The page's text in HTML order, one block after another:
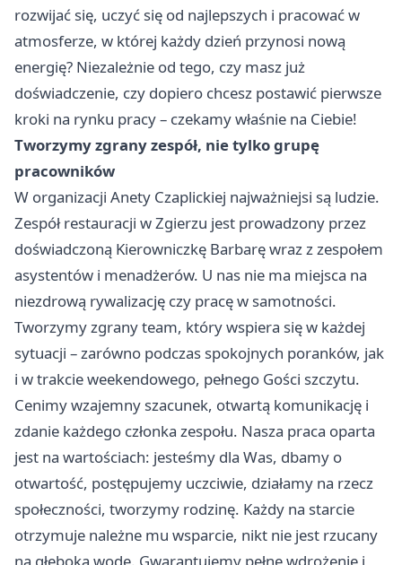
rozwijać się, uczyć się od najlepszych i pracować w
atmosferze, w której każdy dzień przynosi nową
energię? Niezależnie od tego, czy masz już
doświadczenie, czy dopiero chcesz postawić pierwsze
kroki na rynku pracy – czekamy właśnie na Ciebie!
Tworzymy zgrany zespół, nie tylko grupę
pracowników
W organizacji Anety Czaplickiej najważniejsi są ludzie.
Zespół restauracji w Zgierzu jest prowadzony przez
doświadczoną Kierowniczkę Barbarę wraz z zespołem
asystentów i menadżerów. U nas nie ma miejsca na
niezdrową rywalizację czy pracę w samotności.
Tworzymy zgrany team, który wspiera się w każdej
sytuacji – zarówno podczas spokojnych poranków, jak
i w trakcie weekendowego, pełnego Gości szczytu.
Cenimy wzajemny szacunek, otwartą komunikację i
zdanie każdego członka zespołu. Nasza praca oparta
jest na wartościach: jesteśmy dla Was, dbamy o
otwartość, postępujemy uczciwie, działamy na rzecz
społeczności, tworzymy rodzinę. Każdy na starcie
otrzymuje należne mu wsparcie, nikt nie jest rzucany